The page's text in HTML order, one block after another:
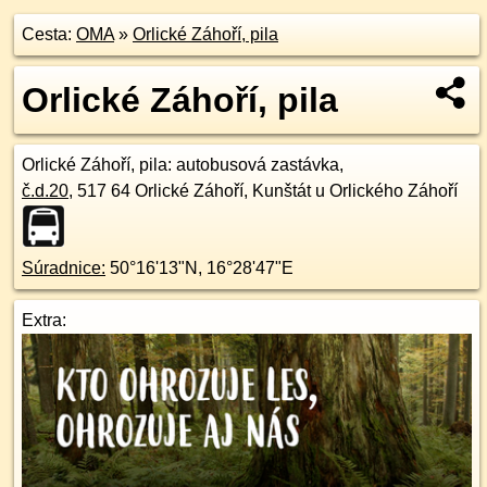
Cesta: OMA» Orlické Záhoří, pila
Orlické Záhoří, pila
Orlické Záhoří, pila: autobusová zastávka,
č.d.20, 517 64 Orlické Záhoří, Kunštát u Orlického Záhoří
Súradnice: 50°16'13"N , 16°28'47"E
Extra: